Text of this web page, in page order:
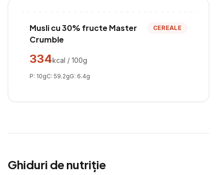
Musli cu 30% fructe Master
Crumble
CEREALE
334kcal / 100g
P: 10gC: 59.2gG: 6.4g
Ghiduri de nutriție